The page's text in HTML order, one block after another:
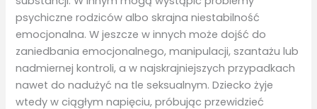
psychiczne rodziców albo skrajna niestabilność
emocjonalna. W jeszcze w innych może dojść do
zaniedbania emocjonalnego, manipulacji, szantażu lub
nadmiernej kontroli, a w najskrajniejszych przypadkach
nawet do nadużyć na tle seksualnym. Dziecko żyje
wtedy w ciągłym napięciu, próbując przewidzieć